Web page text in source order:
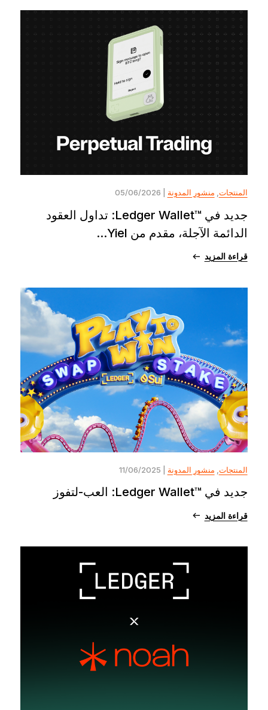
المنتجات, منشور المدونة
جديد في ™Ledger Wallet: تداول العقود
الدائمة الآجلة، مقدم من Yiel...
قراءة المزيد
المنتجات منشور المدونة
جديد في ™Ledger Wallet: العب-لتفوز
قراءة المزيد